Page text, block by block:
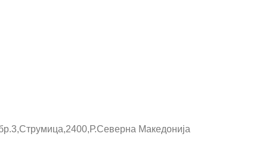
Македонија